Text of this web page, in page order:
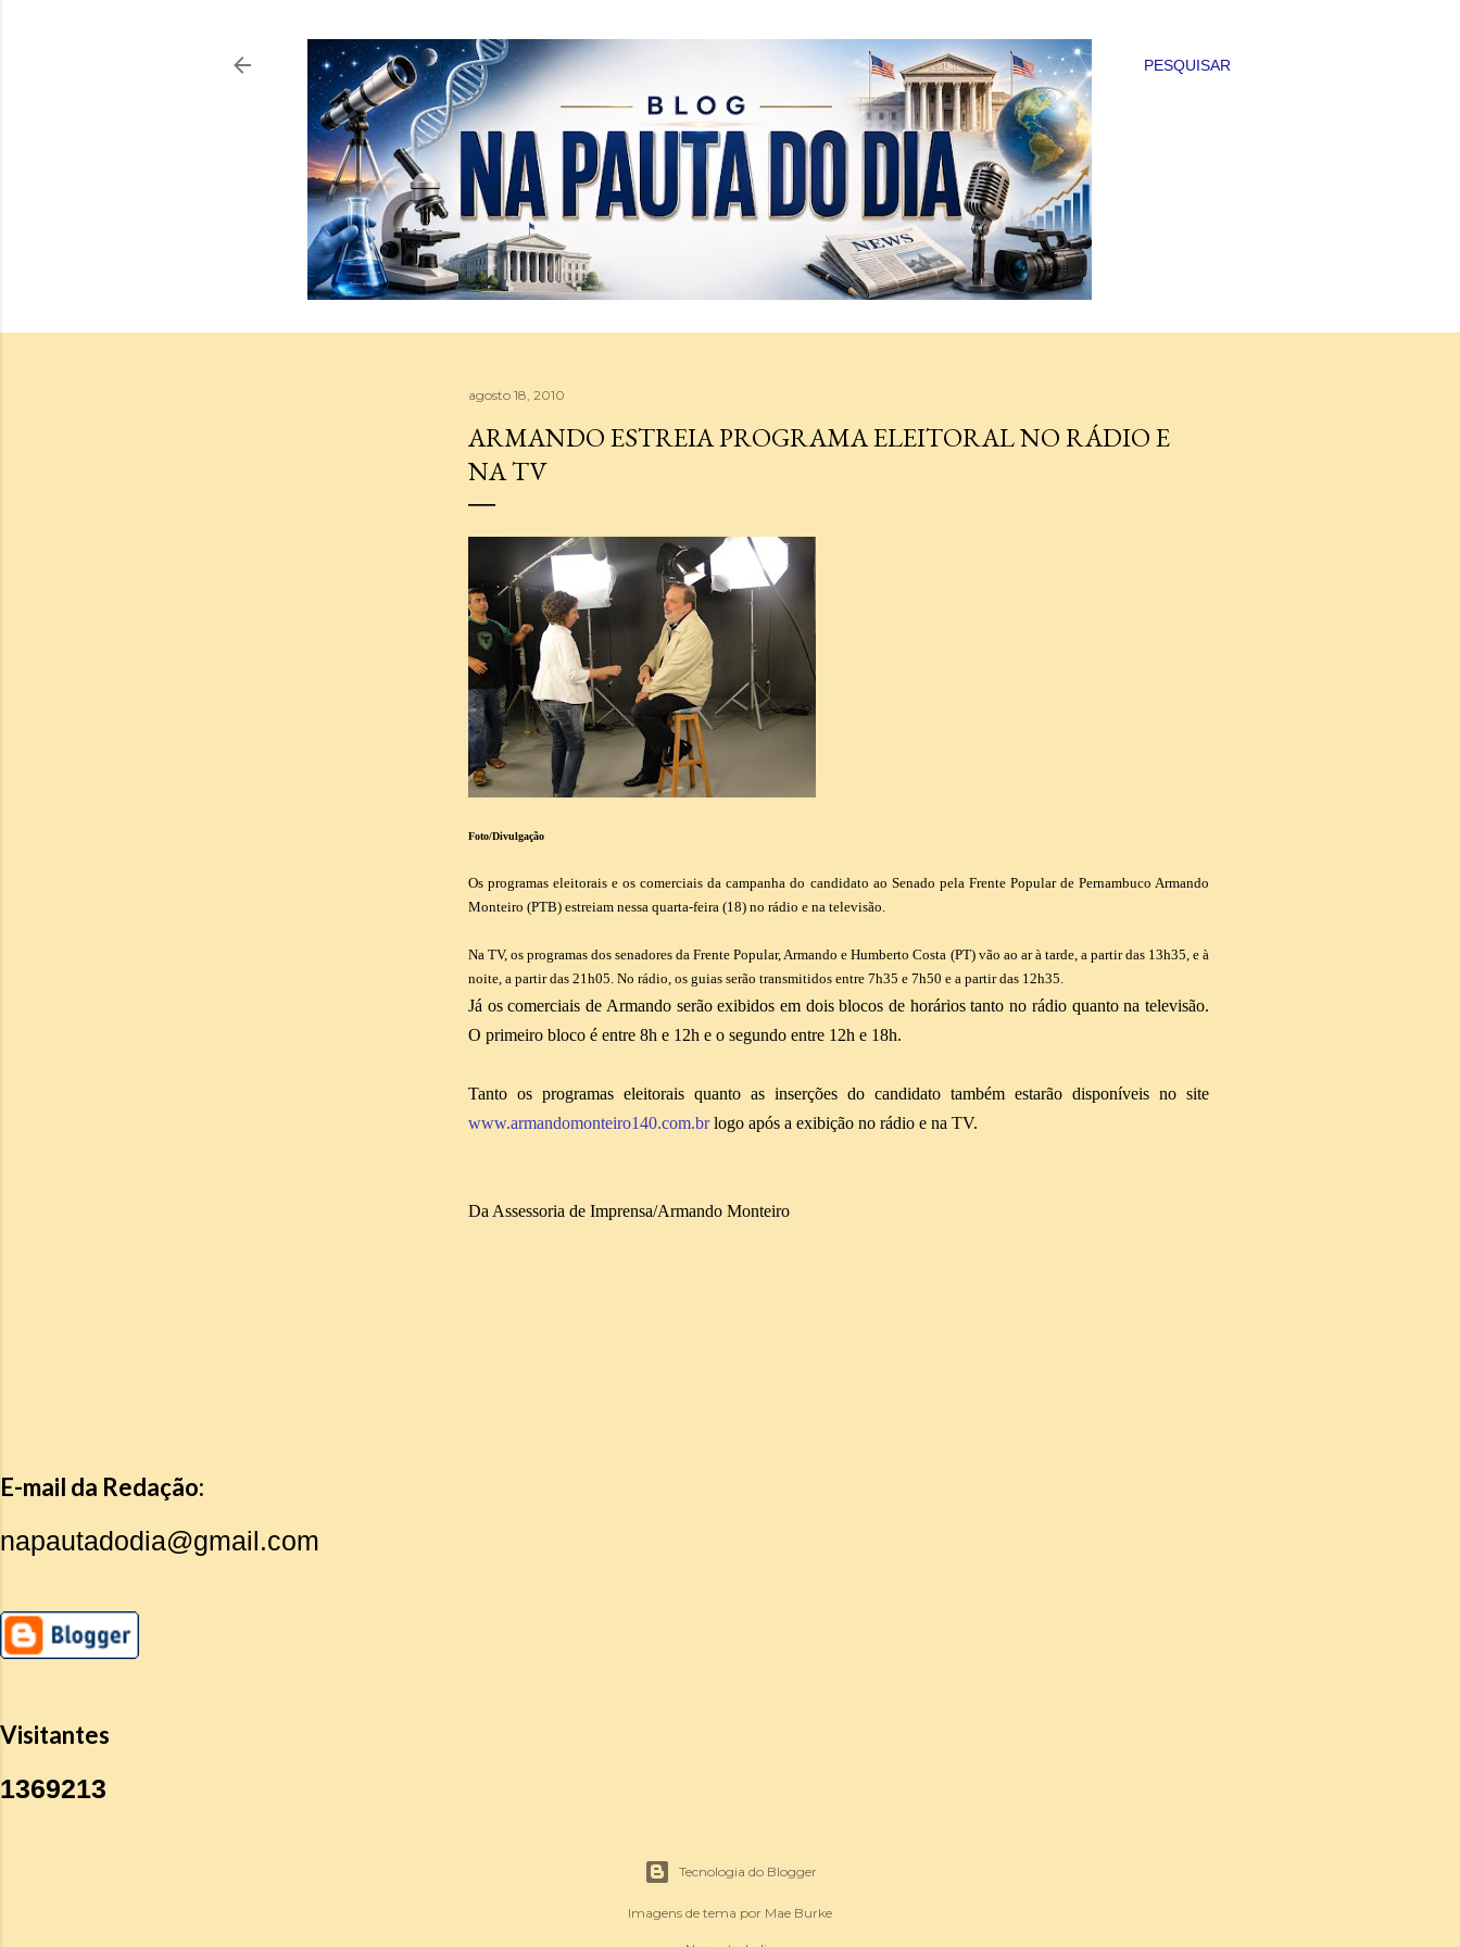
PESQUISAR
agosto 18, 2010
ARMANDO ESTREIA PROGRAMA ELEITORAL NO RÁDIO E
NA TV
Foto/Divulgação
Os programas eleitorais e os comerciais da campanha do candidato ao Senado pela Frente Popular de Pernambuco Armando
Monteiro (PTB) estreiam nessa quarta-feira (18) no rádio e na televisão.
Na TV, os programas dos senadores da Frente Popular, Armando e Humberto Costa (PT) vão ao ar à tarde, a partir das 13h35, e à
noite, a partir das 21h05. No rádio, os guias serão transmitidos entre 7h35 e 7h50 e a partir das 12h35.
Já os comerciais de Armando serão exibidos em dois blocos de horários tanto no rádio quanto na televisão.
O primeiro bloco é entre 8h e 12h e o segundo entre 12h e 18h.
Tanto os programas eleitorais quanto as inserções do candidato também estarão disponíveis no site
www.armandomonteiro140.com.brlogo após a exibição no rádio e na TV.
Da Assessoria de Imprensa/Armando Monteiro
E-mail da Redação:
napautadodia@gmail.com
Visitantes
1369213
Tecnologia do Blogger
Imagens de tema por Mae Burke